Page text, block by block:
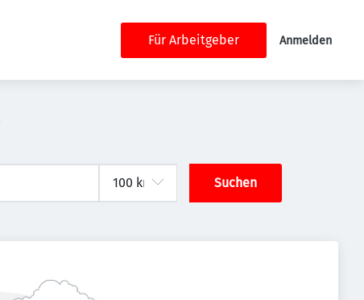
Für Arbeitgeber Anmelden
Suchen